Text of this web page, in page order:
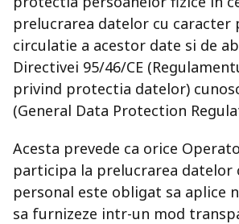
prelucrarea datelor cu caracter
circulatie a acestor date si de
Directivei 95/46/CE
privind protectia datelor)
(General Data Protection
Acesta prevede ca orice
participa la prelucrarea datelor
personal este obligat sa aplice
sa furnizeze intr-un mod